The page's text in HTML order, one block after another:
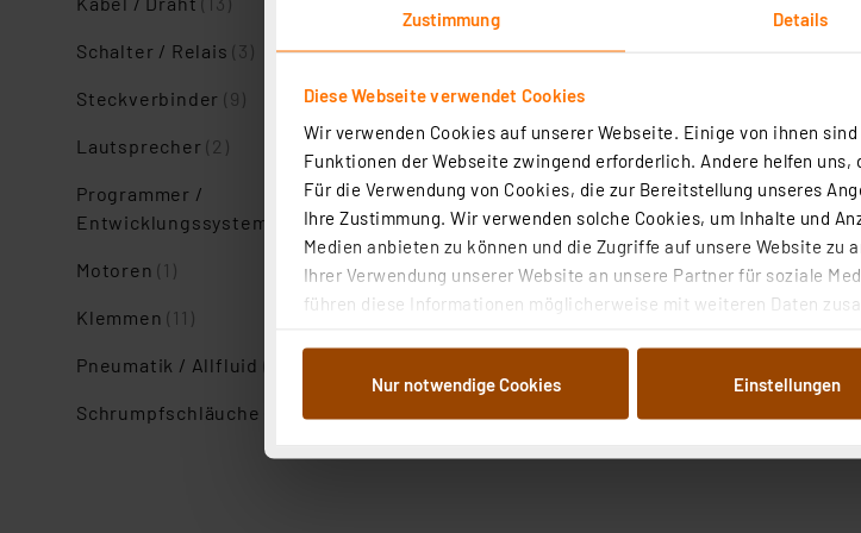
Zustimmung Details
Diese Webseite verwendet Cookies
Wir verwenden Cookies auf unserer Webseite. Einige von ihnen
Funktionen der Webseite zwingend erforderlich. Andere helfen uns,
Für die Verwendung von Cookies, die zur Bereitstellung unseres
Ihre Zustimmung. Wir verwenden solche Cookies, um Inhalte und
Medien anbieten zu können und die Zugriffe auf unsere Website zu
Ihrer Verwendung unserer Website an unsere Partner für soziale
führen diese Informationen möglicherweise mit weiteren Daten
Weiterverarbeitung für die nachfolgend dargestellten bzw. die von
Abs.1a DSG-VO) zu. Eine detaillierte Auflistung der einzelnen
Nur notwendige Cookies Einstellungen
Schalter / Relais(3)
Steckverbinder(9)
Lautsprecher(2)
Programmer /
Entwicklungssysteme
Motoren(1)
Klemmen(11)
Pneumatik / Allfluid (1)
Schrumpfschläuche